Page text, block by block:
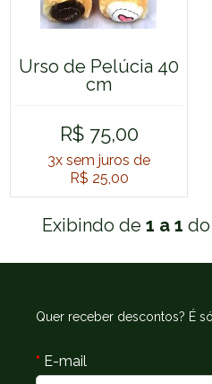
Urso de Pelúcia 40
cm
R$ 75,00
3x sem juros de
R$ 25,00
Exibindo de 1 a 1
Quer receber descontos? É
* E-mail